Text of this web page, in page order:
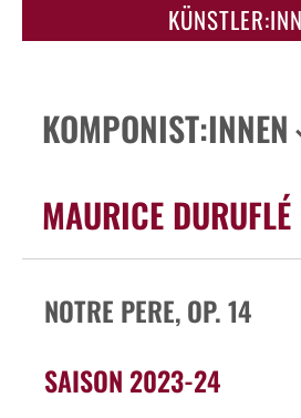
KOMPONIST:INNEN
MAURICE DURUFLÉ
NOTRE PERE, OP. 14
SAISON 2023-24